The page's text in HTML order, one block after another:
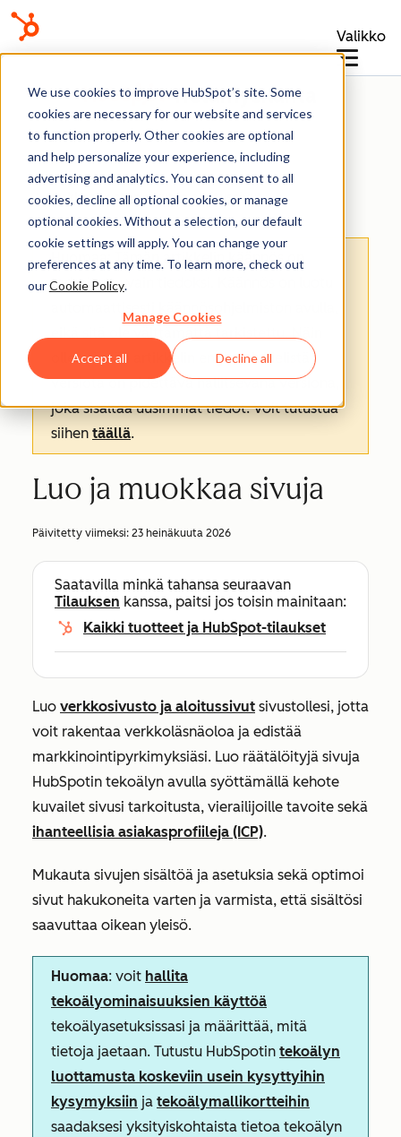
We use cookies to improve HubSpot’s site. Some
cookies are necessary for our website and services
to function properly. Other cookies are optional
and help personalize your experience, including
advertising and analytics. You can consent to all
cookies, decline all optional cookies, or manage
optional cookies. Without a selection, our default
cookie settings will apply. You can change your
preferences at any time. To learn more, check out
ourCookie Policy.
Manage Cookies
Accept all Decline all
Valikko
Tietämyskanta
Verkkosivuston sivut ja aloitussivut
Huomaa: Tämän artikkelin käännös on
tarkoitettu vain tiedoksi. Käännös on luotu
ollen tämän artikkelin englanninkielistä
versiota on pidettävä hallitsevana versiona,
joka sisältää uusimmat tiedot. Voit tutustua
siihen täällä.
Luo ja muokkaa sivuja
Päivitetty viimeksi: 23 heinäkuuta 2026
Saatavilla minkä tahansa seuraavan
Tilauksen kanssa, paitsi jos toisin mainitaan:
Kaikki tuotteet ja HubSpot-tilaukset
Luo verkkosivusto ja aloitussivut sivustollesi, jotta
voit rakentaa verkkoläsnäoloa ja edistää
markkinointipyrkimyksiäsi. Luo räätälöityjä sivuja
HubSpotin tekoälyn avulla syöttämällä kehote
kuvailet sivusi tarkoitusta, vierailijoille tavoite sekä
ihanteellisia asiakasprofiileja (ICP).
Mukauta sivujen sisältöä ja asetuksia sekä optimoi
sivut hakukoneita varten ja varmista, että sisältösi
saavuttaa oikean yleisö.
Huomaa: voit hallita
tekoälyominaisuuksien käyttöä
tekoälyasetuksissasi ja määrittää, mitä
tietoja jaetaan. Tutustu HubSpotin tekoälyn
luottamusta koskeviin usein kysyttyihin
kysymyksiin ja tekoälymallikortteihin
saadaksesi yksityiskohtaista tietoa tekoälyn